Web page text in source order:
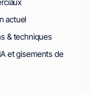
actuel
& techniques
et gisements de